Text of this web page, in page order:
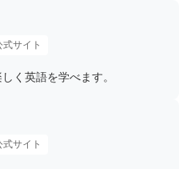
式サイト
く英語を学べます。
式サイト